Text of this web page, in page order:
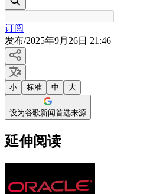
订阅
发布/2025年9月26日 21:46
小 标准 中 大
设为谷歌新闻首选来源
延伸阅读